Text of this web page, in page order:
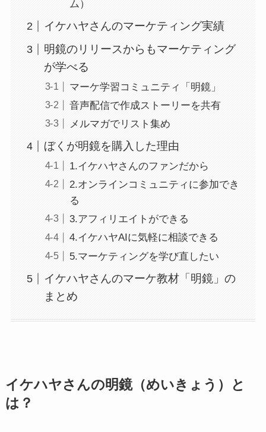
ム）
イケハヤさんのマーケティング実績
明鏡のリリースからもマーケティング
が学べる
マーケ学習コミュニティ「明鏡」
音声配信で作成ストーリーを共有
メルマガでリスト集め
ぼくが明鏡を購入した理由
1.イケハヤさんのファンだから
2.オンラインコミュニティに参加でき
る
3.アフィリエイトができる
4.イケハヤAIに気軽に相談できる
5.マーケティングを学び直したい
イケハヤさんのマーケ教材「明鏡」の
まとめ
イケハヤさんの明鏡（めいきょう）と
は？